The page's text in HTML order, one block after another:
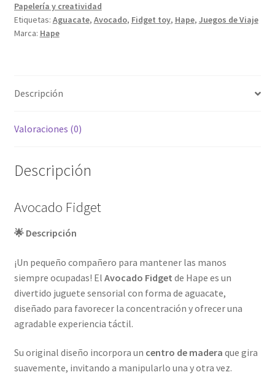
Papelería y creatividad
Etiquetas: Aguacate, Avocado, Fidget toy, Hape, Juegos de Viaje
Marca: Hape
Descripción
Valoraciones (0)
Descripción
Avocado Fidget
🌟 Descripción
¡Un pequeño compañero para mantener las manos
siempre ocupadas! El Avocado Fidget de Hape es un
divertido juguete sensorial con forma de aguacate,
diseñado para favorecer la concentración y ofrecer una
agradable experiencia táctil.
Su original diseño incorpora un centro de madera que gira
suavemente, invitando a manipularlo una y otra vez.